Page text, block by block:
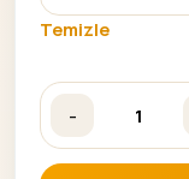
Temizle
-
Anne ve Bebek